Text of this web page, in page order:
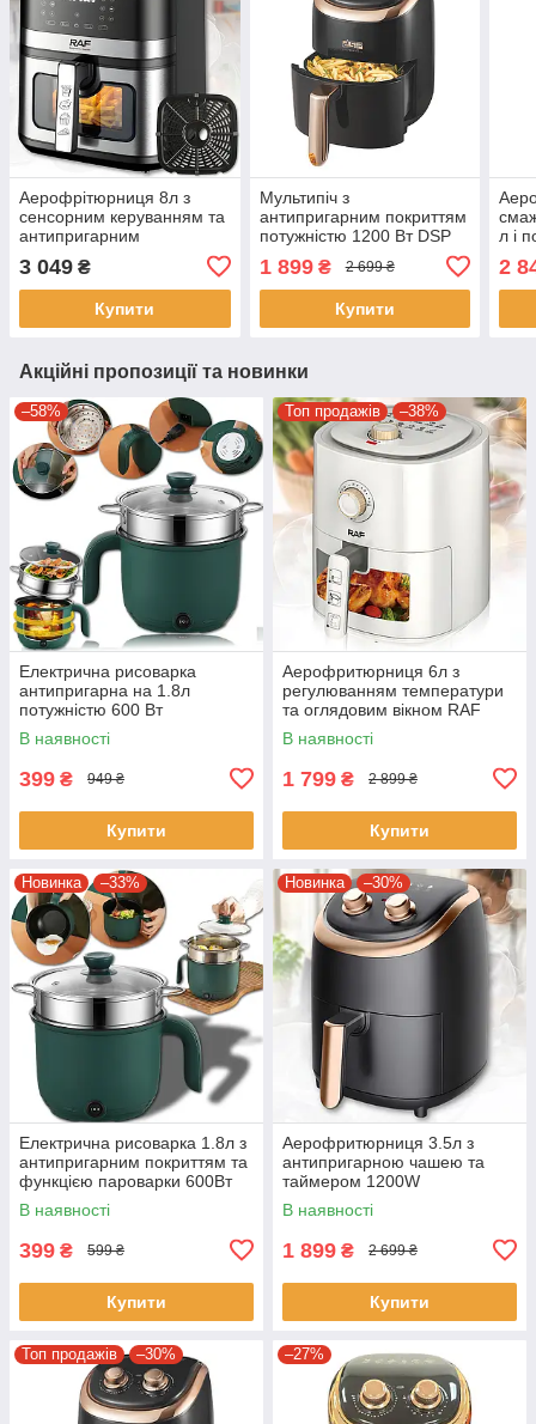
Аерофрітюрниця 8л з
сенсорним керуванням та
антипригарним
R.5263 2000W
3 049 ₴
Купити
Мультипіч з
антипригарним покриттям
потужністю 1200 Вт DSP
Аерофритниця на 4 л
1 899₴ 2 699 ₴
Купити
л і
2
Акційні пропозиції та новинки
–58%
Електрична рисоварка
антипригарна на 1.8л
потужністю 600 Вт
В наявності
399 ₴ 949 ₴
Купити
Топ продажів –38%
Аерофритюрниця 6л з
регулюванням температури
та оглядовим вікном RAF
R.5332 1500W
В наявності
1 799 ₴ 2 899 ₴
Купити
Новинка –33%
Електрична рисоварка 1.8л з
антипригарним покриттям та
функцією пароварки 600Вт
В наявності
399 ₴ 599 ₴
Купити
Новинка –30%
Аерофритюрниця 3.5л з
антипригарною чашею та
таймером 1200W
В наявності
1 899 ₴ 2 699 ₴
Купити
Топ продажів –30% –27%